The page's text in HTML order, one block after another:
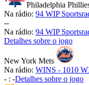
Philadelphia
Na rádio: 94 WIP
--
Na rádio: 94 WIP
Detalhes sobre o jogo
New York Mets
Na rádio: WINS - 1010
- : -Detalhes sobre o jogo